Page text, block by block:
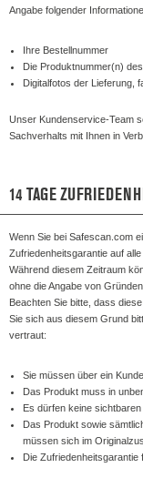
Angabe folgender
Ihre Bestellnummer
Die Produktnummer(n)
Digitalfotos der Lieferung,
Unser Kundenservice-Team
Sachverhalts mit Ihnen in
14 TAGE
Wenn Sie bei Safescan.com
Zufriedenheitsgarantie auf
Während diesem Zeitraum
ohne die Angabe von
Beachten Sie bitte, dass
Sie sich aus diesem Grund
vertraut:
Sie müssen über ein
Das Produkt muss in
Es dürfen keine
Das Produkt sowie
müssen sich im
Die Zufriedenheitsgarantie